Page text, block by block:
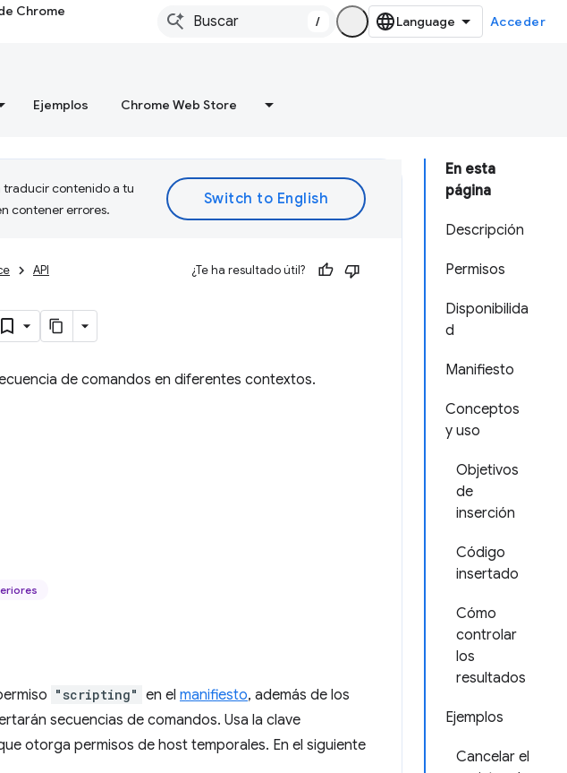
Chrome
/ Acceder
Ejemplos Chrome Web Store
En esta
página
Descripción
Permisos
Disponibilida
d
Manifiesto
Conceptos
y uso
Objetivos
de
inserción
Código
insertado
Cómo
controlar
los
resultados
Ejemplos
Cancelar el
contenido a tu
contener errores.
API ¿Te ha resultado útil?
de comandos en diferentes contextos.
"scripting" en el manifiesto, además de los
secuencias de comandos. Usa la clave
otorga permisos de host temporales. En el siguiente